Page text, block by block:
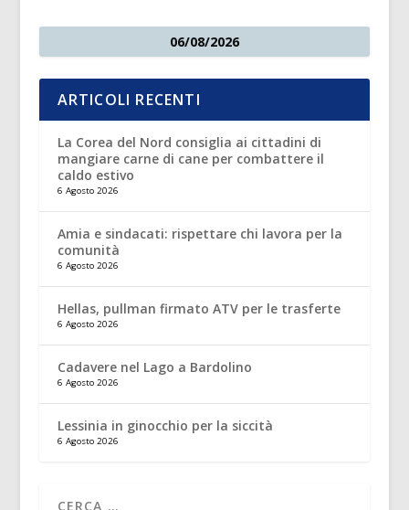
06/08/2026
ARTICOLI RECENTI
La Corea del Nord consiglia ai cittadini di
mangiare carne di cane per combattere il
caldo estivo
6 Agosto 2026
Amia e sindacati: rispettare chi lavora per la
comunità
6 Agosto 2026
Hellas, pullman firmato ATV per le trasferte
6 Agosto 2026
Cadavere nel Lago a Bardolino
6 Agosto 2026
Lessinia in ginocchio per la siccità
6 Agosto 2026